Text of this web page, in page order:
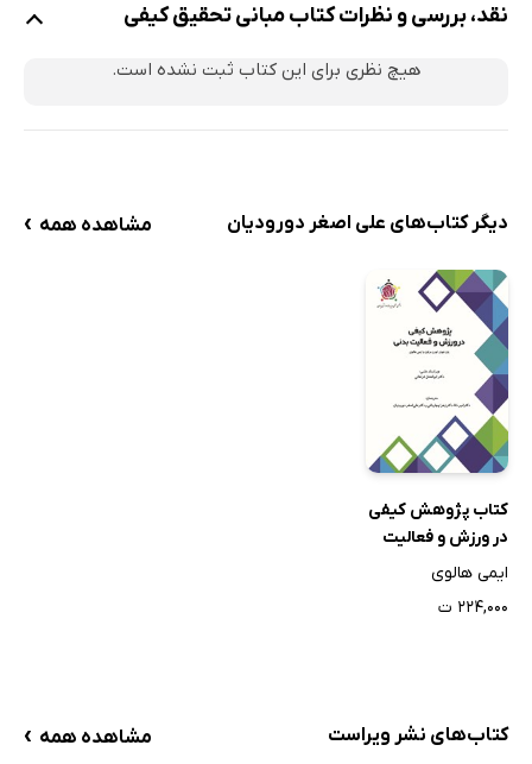
نقد، بررسی و نظرات کتاب مبانی تحقیق کیفی
هیچ نظری برای این کتاب ثبت نشده است.
دیگر کتاب‌های علی اصغر دورودیان مشاهده همه ›
کتاب پژوهش کیفی
در ورزش و فعالیت
بدنی
ایمی هالوی
۲۲۴,۰۰۰ ت
کتاب‌های نشر ویراست مشاهده همه ›